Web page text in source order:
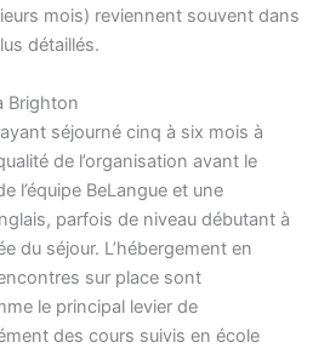
mois) reviennent souvent dans
détaillés.
Brighton
séjourné cinq à six mois à
de l’organisation avant le
l’équipe BeLangue et une
parfois de niveau débutant à
du séjour. L’hébergement en
sur place sont
le principal levier de
des cours suivis en école